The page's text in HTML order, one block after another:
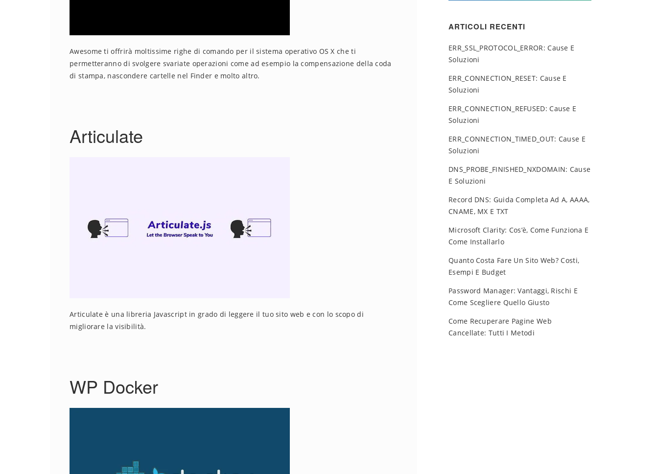
Awesome ti offrirà moltissime righe di comando per il sistema operativo OS X che ti
permetteranno di svolgere svariate operazioni come ad esempio la compensazione della coda
di stampa, nascondere cartelle nel Finder e molto altro.
Articulate
Articulate è una libreria Javascript in grado di leggere il tuo sito web e con lo scopo di
migliorare la visibilità.
WP Docker
ARTICOLI RECENTI
ERR_SSL_PROTOCOL_ERROR: Cause E
Soluzioni
ERR_CONNECTION_RESET: Cause E
Soluzioni
ERR_CONNECTION_REFUSED: Cause E
Soluzioni
ERR_CONNECTION_TIMED_OUT: Cause E
Soluzioni
DNS_PROBE_FINISHED_NXDOMAIN: Cause
E Soluzioni
Record DNS: Guida Completa Ad A, AAAA,
CNAME, MX E TXT
Microsoft Clarity: Cos’è, Come Funziona E
Come Installarlo
Quanto Costa Fare Un Sito Web? Costi,
Esempi E Budget
Password Manager: Vantaggi, Rischi E
Come Scegliere Quello Giusto
Come Recuperare Pagine Web
Cancellate: Tutti I Metodi